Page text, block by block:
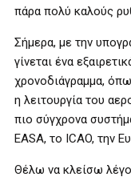
πάρα πολύ καλούς
Σήμερα, με την
γίνεται ένα
χρονοδιάγραμμα,
η λειτουργία του
πιο σύγχρονα
ΕΑSΑ, το ICAO, την
Θέλω να κλείσω